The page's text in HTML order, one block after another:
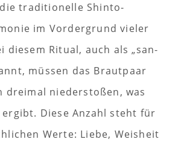
traditionelle Shinto-
im Vordergrund vieler
diesem Ritual, auch als „san-
müssen das Brautpaar
dreimal niederstoßen, was
ergibt. Diese Anzahl steht für
Werte: Liebe, Weisheit